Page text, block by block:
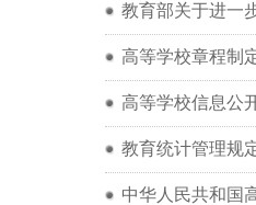
教育部关于进一
高等学校章程制
高等学校信息公
教育统计管理规
中华人民共和国